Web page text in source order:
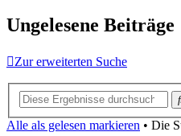
Ungelesene Beiträge
Zur erweiterten Suche
Alle als gelesen markieren • Die